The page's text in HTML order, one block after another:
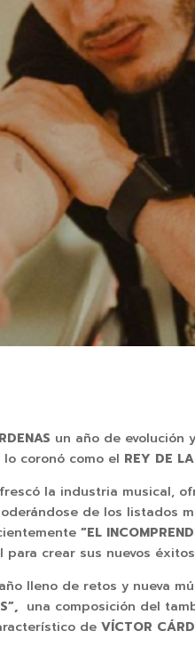
un año de evolución
coronó como el REY DE
la industria musical,
de los listados
“EL
para crear sus nuevos
lleno de retos y nueva
una composición del
de VÍCTOR